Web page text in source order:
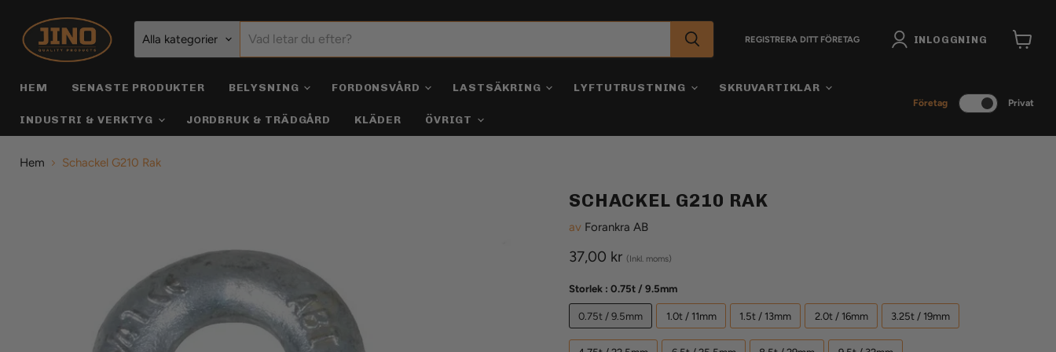
Alla kategorier REGISTRERA DITT FÖRETAG INLOGGNING
HEM SENASTE PRODUKTER BELYSNING FORDONSVÅRD LASTSÄKRING LYFTUTRUSTNING SKRUVARTIKLAR
INDUSTRI & VERKTYG JORDBRUK & TRÄDGÅRD KLÄDER ÖVRIGT
Företag Privat
Hem Schackel G210 Rak
SCHACKEL G210 RAK
av Forankra AB
Aktuellt pris
37,00 kr (Inkl. moms)
Storlek : 0.75t / 9.5mm
0.75t / 9.5mm 1.0t / 11mm 1.5t / 13mm 2.0t / 16mm 3.25t / 19mm